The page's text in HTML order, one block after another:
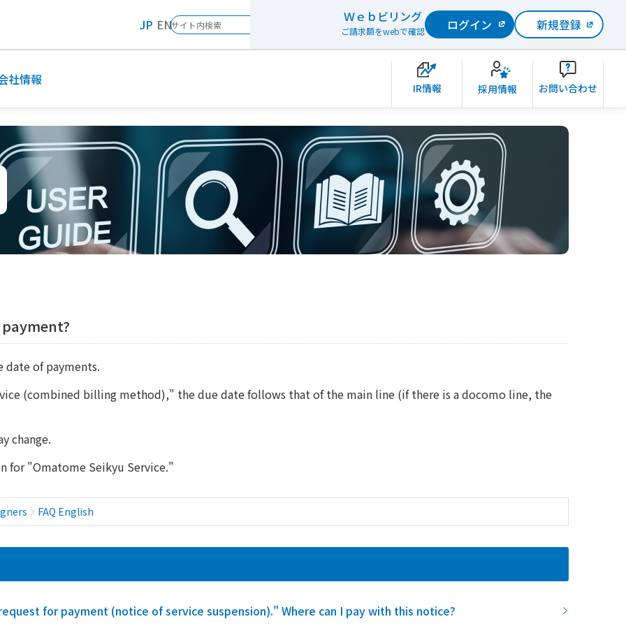
JP EN Ｗｅｂビリング
ご請求額をwebで確認 ログイン 新規登録
社情報
IR情報 採用情報 お問い合わせ
date of payments.
(combined billing method)," the due date follows that of the main line (if there is a docomo line, the
change.
for "Omatome Seikyu Service."
FAQ English
for payment (notice of service suspension)." Where can I pay with this notice?